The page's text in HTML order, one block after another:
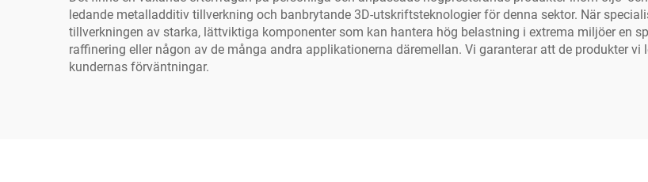
ledande metalladditiv tillverkning och banbrytande 3D-utskriftsteknologier för denna sektor. När
tillverkningen av starka, lättviktiga komponenter som kan hantera hög belastning i extrema miljöer en
raffinering eller någon av de många andra applikationerna däremellan. Vi garanterar att de produkter
kundernas förväntningar.